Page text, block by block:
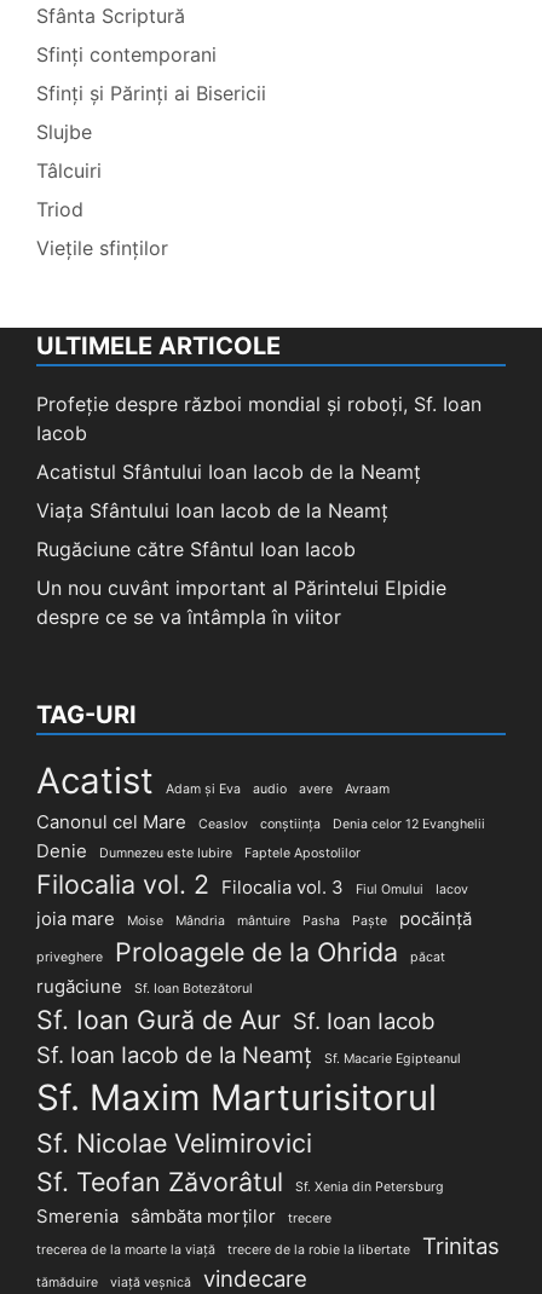
Sfânta Scriptură
Sfinți contemporani
Sfinți și Părinți ai Bisericii
Slujbe
Tâlcuiri
Triod
Viețile sfinților
ULTIMELE ARTICOLE
Profeție despre război mondial și roboți, Sf. Ioan
Iacob
Acatistul Sfântului Ioan Iacob de la Neamț
Viața Sfântului Ioan Iacob de la Neamț
Rugăciune către Sfântul Ioan Iacob
Un nou cuvânt important al Părintelui Elpidie
despre ce se va întâmpla în viitor
TAG-URI
Acatist Adam și Eva audio avere Avraam
Canonul cel Mare Ceaslov conștiința Denia celor 12 Evanghelii
Denie Dumnezeu este Iubire Faptele Apostolilor
Filocalia vol. 2 Filocalia vol. 3 Fiul Omului Iacov
joia mare Moise Mândria mântuire Pasha Paște pocăință
priveghere Proloagele de la Ohrida păcat
rugăciune Sf. Ioan Botezătorul
Sf. Ioan Gură de Aur Sf. Ioan Iacob
Sf. Ioan Iacob de la Neamț
Sf. Macarie Egipteanul
Sf. Maxim Marturisitorul
Sf. Nicolae Velimirovici
Sf. Teofan Zăvorâtul
Sf. Xenia din Petersburg
Smerenia sâmbăta morților
trecere
trecerea de la moarte la viață
trecere de la robie la libertate Trinitas
tămăduire viață veșnică vindecare